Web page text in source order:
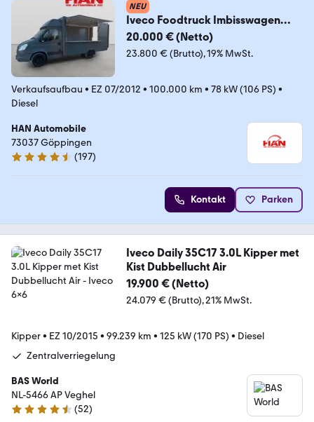
NEU
Iveco Foodtruck Imbisswagen
Verkaufswagen
20.000 € (Netto)
23.800 € (Brutto) 19% MwSt.
Verkaufsaufbau • EZ 07/2012 • 100.000 km • 78 kW (106 PS) •
Diesel
HAN Automobile
73037 Göppingen
4.7 Sterne
(197)
Kontakt Parken
Iveco Daily 35C17 3.0L Kipper met
Kist Dubbellucht Air
19.900 € (Netto)
24.079 € (Brutto) 21% MwSt.
Kipper• EZ 10/2015 • 99.239 km • 125 kW (170 PS) • Diesel
Zentralverriegelung
BAS World
NL-5466 AP Veghel
4.7 Sterne
(52)